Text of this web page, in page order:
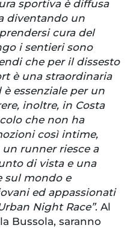
sportiva è diffusa
diventando un
cura del
i sentieri sono
che per il dissesto
è una straordinaria
essenziale per un
inoltre, in Costa
che non ha
così intime,
runner riesce a
di vista e una
sul mondo e
ed appassionati
Night Race”. Al
Bussola, saranno